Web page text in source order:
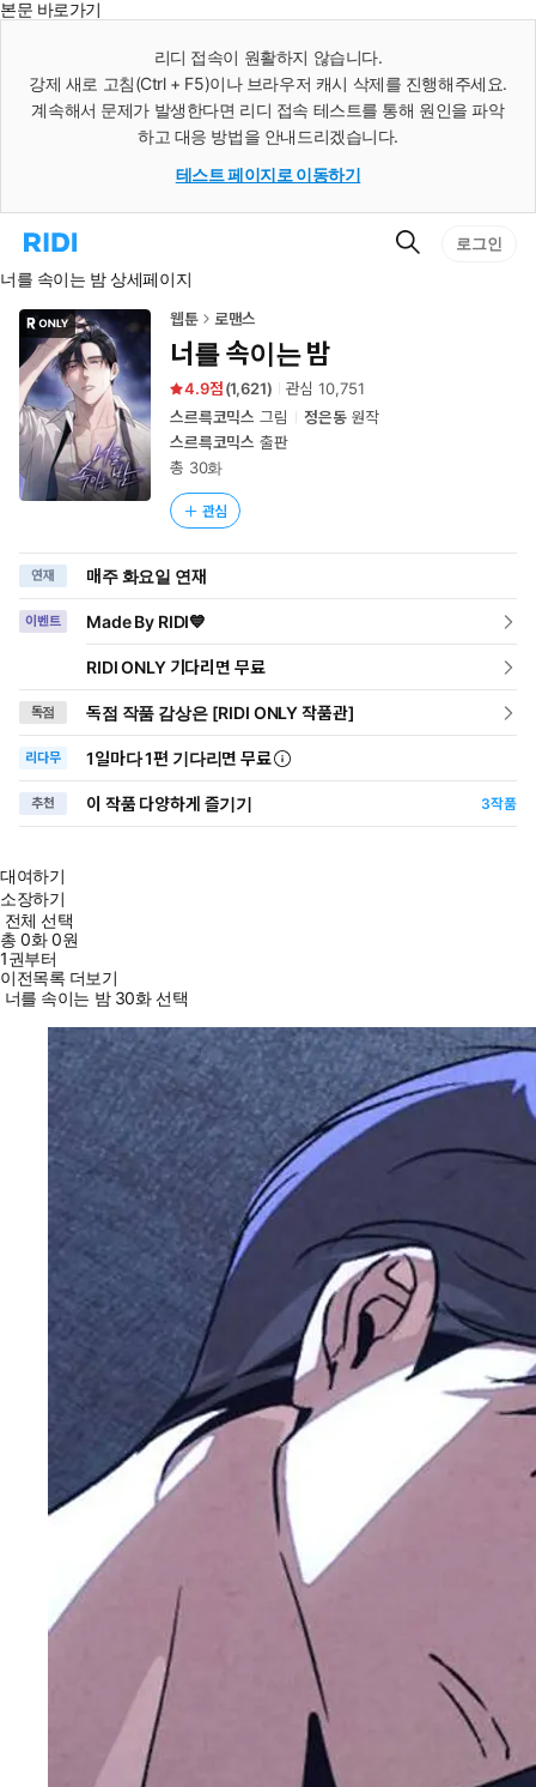
본문 바로가기
리디 접속이 원활하지 않습니다.
강제 새로 고침(Ctrl + F5)이나 브라우저 캐시 삭제를 진행해주세요.
계속해서 문제가 발생한다면 리디 접속 테스트를 통해 원인을 파악
하고 대응 방법을 안내드리겠습니다.
테스트 페이지로 이동하기
리
홈
로
이
동
검
로그인
너를 속이는 밤 상세페이지
웹툰 로맨스
너를 속이는 밤
4.9 (1,621) 관심10,751
스르륵코믹스 그림 정은동원작
스르륵코믹스 출판
총 30화
관심
연재 매주 화요일 연재
이벤트 Made By RIDI💙
RIDI ONLY 기다리면 무료
독점 독점 작품 감상은 [RIDI ONLY 작품관]
리다무 1일마다1편 기다리면 무료
추천 이 작품 다양하게 즐기기 3작품
대여하기
소장하기
전체 선택
총0화0원
1권부터
이전목록 더보기
너를 속이는 밤 30화 선택